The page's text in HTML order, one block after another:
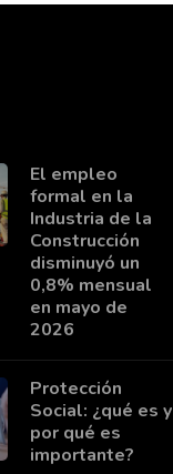
El empleo
formal en la
Industria de la
Construcción
disminuyó un
0,8% mensual
en mayo de
2026
Protección
Social: ¿qué es y
por qué es
importante?